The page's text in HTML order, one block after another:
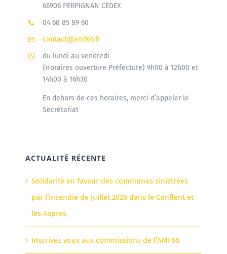
66906 PERPIGNAN CEDEX
04 68 85 89 60
contact@amf66.fr
du lundi au vendredi
(Horaires ouverture Préfecture) 9h00 à 12h00 et
14h00 à 16h30
En dehors de ces horaires, merci d’appeler le
Secrétariat
ACTUALITÉ RÉCENTE
Solidarité en faveur des communes sinistrées
par l’incendie de juillet 2026 dans le Conflent et
les Aspres
Inscrivez vous aux commissions de l’AMF66